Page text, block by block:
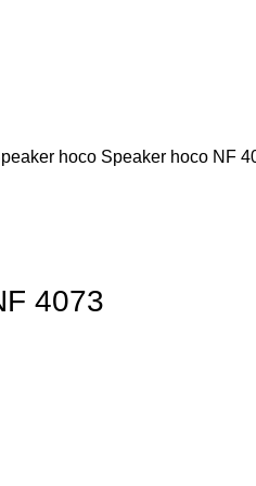
hoco Speaker hoco NF
4073